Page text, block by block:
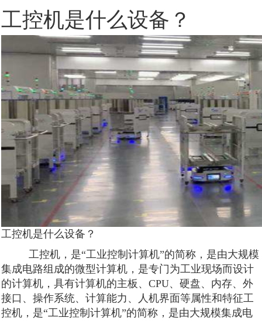
工控机是什么设备？
工控机是什么设备？
工控机，是“工业控制计算机”的简称，是由大规模
集成电路组成的微型计算机，是专门为工业现场而设计
的计算机，具有计算机的主板、CPU、硬盘、内存、外
接口、操作系统、计算能力、人机界面等属性和特征工
控机，是“工业控制计算机”的简称，是由大规模集成电